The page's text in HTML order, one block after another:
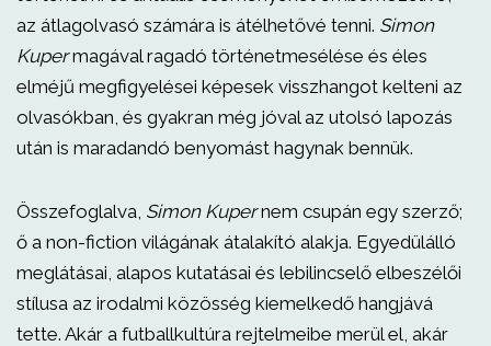
az átlagolvasó számára is átélhetővé tenni. Simon
Kupermagával ragadó történetmesélése és éles
elméjű megfigyelései képesek visszhangot kelteni az
olvasókban, és gyakran még jóval az utolsó lapozás
után is maradandó benyomást hagynak bennük.
Összefoglalva, Simon Kupernem csupán egy szerző;
ő a non-fiction világának átalakító alakja. Egyedülálló
meglátásai, alapos kutatásai és lebilincselő elbeszélői
stílusa az irodalmi közösség kiemelkedő hangjává
tette. Akár a futballkultúra rejtelmeibe merül el, akár